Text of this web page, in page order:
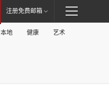
注册免费邮箱
本地 健康 艺术